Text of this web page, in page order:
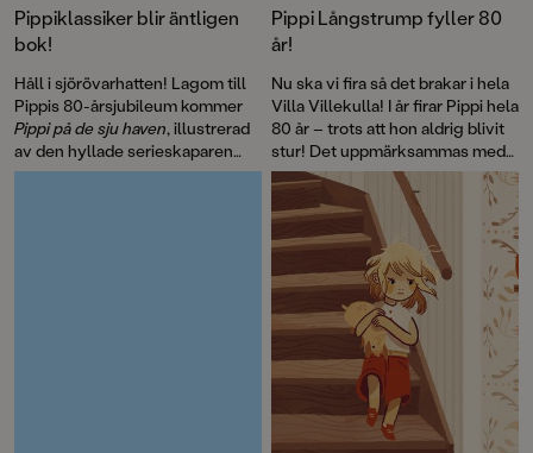
Pippiklassiker blir äntligen
bok!
Håll i sjörövarhatten! Lagom till
Pippis 80-årsjubileum kommer
Pippi på de sju haven, illustrerad
av den hyllade serieskaparen
Fabian Göranson. Astrid
Pippi Långstrump fyller 80
år!
Nu ska vi fira så det brakar i hela
Villa Villekulla! I år firar Pippi hela
80 år – trots att hon aldrig blivit
stur! Det uppmärksammas med
flera böcker, däribland David
Känner du Astrid
Lindgrenoch en
genomillustrerad version av
Pippi på de sju haven.